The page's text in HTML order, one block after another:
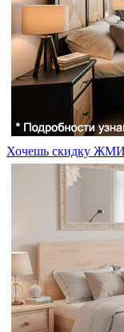
Хочешь скидку